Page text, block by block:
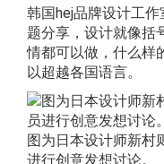
韩国hej品牌设计工
题分享，设计就像括
情都可以做，什么样
以超越各国语言。
图为日本设计师新村
进行创意发想讨论。